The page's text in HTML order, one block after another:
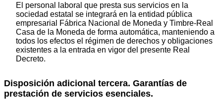
El personal laboral que presta sus servicios en la
sociedad estatal se integrará en la entidad pública
empresarial Fábrica Nacional de Moneda y Timbre-Real
Casa de la Moneda de forma automática, manteniendo a
todos los efectos el régimen de derechos y obligaciones
existentes a la entrada en vigor del presente Real
Decreto.
Disposición adicional tercera. Garantías de
prestación de servicios esenciales.